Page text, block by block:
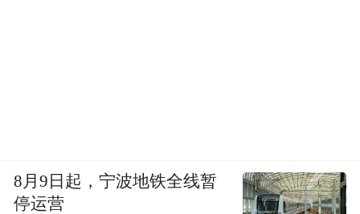
8月9日起，宁波地铁全线暂
停运营